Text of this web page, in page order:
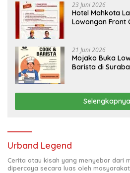
23 Juni 2026
Hotel Mahkota
Lowongan Front
21 Juni 2026
Mojako Buka
Barista di
Selengkapnya
Urband Legend
Cerita atau kisah yang menyebar dari
dipercaya secara luas oleh masyarakat